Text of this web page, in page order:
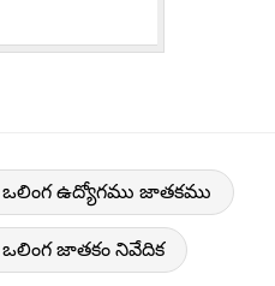
ఒలింగ ఉద్యోగము జాతకము
జాతకం నివేదిక